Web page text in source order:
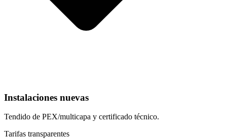
Instalaciones nuevas
Tendido de PEX/multicapa y certificado técnico.
Tarifas transparentes